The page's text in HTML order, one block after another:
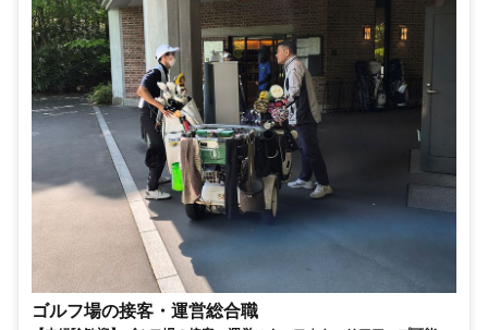
ゴルフ場の接客・運営総合職